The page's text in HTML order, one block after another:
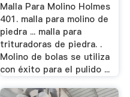
Malla Para Molino Holmes
401. malla para molino de
piedra ... malla para
trituradoras de piedra. .
Molino de bolas se utiliza
con éxito para el pulido ...